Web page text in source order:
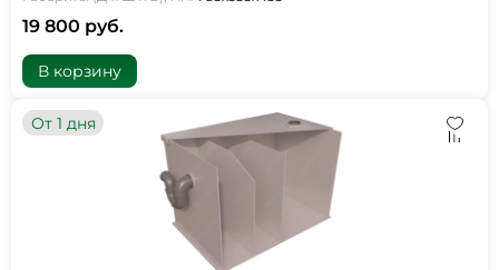
19 800 руб.
В корзину
От 1 дня